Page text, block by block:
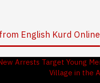
English Kurd Online